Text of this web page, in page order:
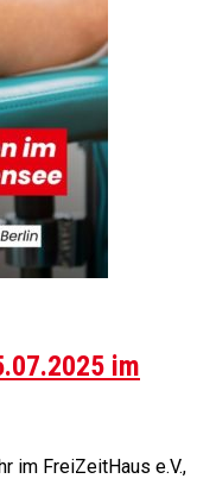
im
im FreiZeitHaus e.V.,